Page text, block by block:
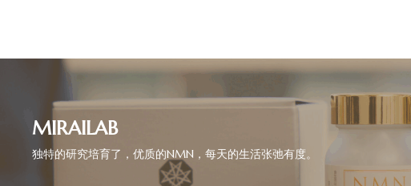
MIRAILAB
独特的研究培育了，优质的NMN，每天的生活张弛有度。